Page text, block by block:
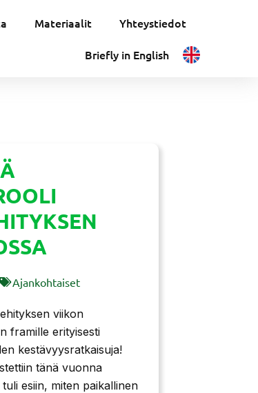
Materiaalit Yhteystiedot
Briefly in English
Ajankohtaiset
viikon
framille erityisesti
kestävyysratkaisuja!
tänä vuonna
esiin, miten paikallinen